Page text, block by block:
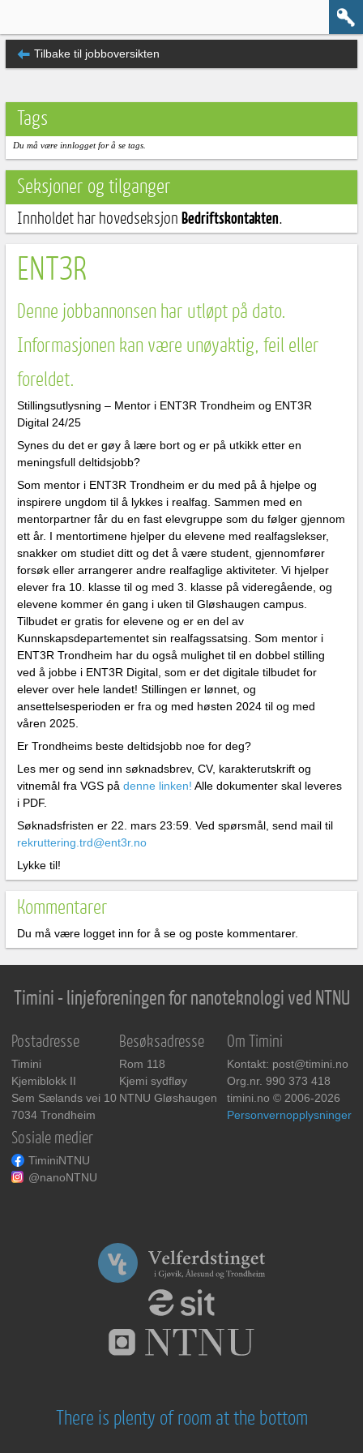
Tilbake til jobboversikten
Tags
Du må være innlogget for å se tags.
Seksjoner og tilganger
Innholdet har hovedseksjon Bedriftskontakten.
ENT3R
Denne jobbannonsen har utløpt på dato.
Informasjonen kan være unøyaktig, feil eller
foreldet.
Stillingsutlysning – Mentor i ENT3R Trondheim og ENT3R
Digital 24/25
Synes du det er gøy å lære bort og er på utkikk etter en
meningsfull deltidsjobb?
Som mentor i ENT3R Trondheim er du med på å hjelpe og
inspirere ungdom til å lykkes i realfag. Sammen med en
mentorpartner får du en fast elevgruppe som du følger gjennom
ett år. I mentortimene hjelper du elevene med realfagslekser,
snakker om studiet ditt og det å være student, gjennomfører
forsøk eller arrangerer andre realfaglige aktiviteter. Vi hjelper
elever fra 10. klasse til og med 3. klasse på videregående, og
elevene kommer én gang i uken til Gløshaugen campus.
Tilbudet er gratis for elevene og er en del av
Kunnskapsdepartementet sin realfagssatsing. Som mentor i
ENT3R Trondheim har du også mulighet til en dobbel stilling
ved å jobbe i ENT3R Digital, som er det digitale tilbudet for
elever over hele landet! Stillingen er lønnet, og
ansettelsesperioden er fra og med høsten 2024 til og med
våren 2025.
Er Trondheims beste deltidsjobb noe for deg?
Les mer og send inn søknadsbrev, CV, karakterutskrift og
vitnemål fra VGS på denne linken! Alle dokumenter skal leveres
i PDF.
Søknadsfristen er 22. mars 23:59. Ved spørsmål, send mail til
rekruttering.trd@ent3r.no
Lykke til!
Kommentarer
Du må være logget inn for å se og poste kommentarer.
Timini - linjeforeningen for nanoteknologi ved NTNU
Postadresse
Timini
Kjemiblokk II
Sem Sælands vei 10
7034 Trondheim
Besøksadresse
Rom 118
Kjemi sydfløy
NTNU Gløshaugen
Om Timini
Kontakt: post@timini.no
Org.nr. 990 373 418
timini.no © 2006-2026
Personvernopplysninger
Sosiale medier
TiminiNTNU
@nanoNTNU
There is plenty of room at the bottom